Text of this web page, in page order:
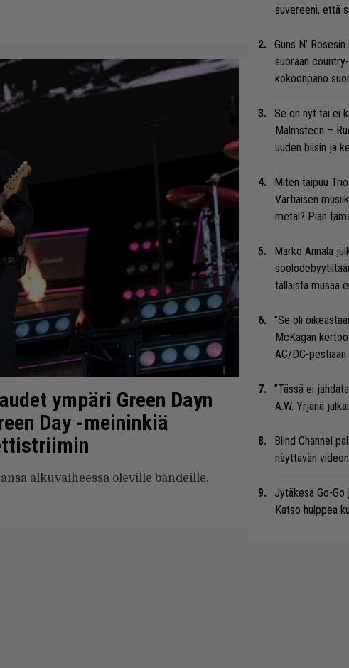
ympäri Green Dayn
Day -meininkiä
alkuvaiheessa oleville bändeille.
suvereeni, että
Guns N’
suoraan
kokoonpano
Se on nyt tai ei
Malmsteen –
uuden biisin ja
Miten taipuu
Vartiaisen
metal? Pian
Marko Annala
tällaista musaa
”Se oli
McKagan
AC/DC-pestiään
”Tässä ei
A.W. Yrjänä
Blind Channel
näyttävän
Jytäkesä Go-
Katso hulppea